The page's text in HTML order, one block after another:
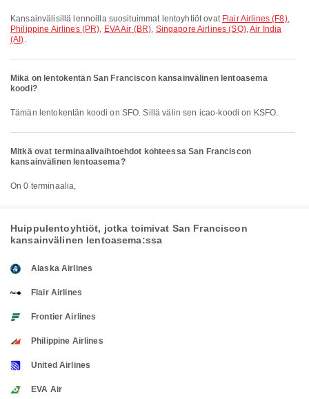
Kansainvälisillä lennoilla suosituimmat lentoyhtiöt ovat Flair Airlines (F8),
Philippine Airlines (PR), EVA Air (BR), Singapore Airlines (SQ),Air India
(AI).
Mikä on lentokentän San Franciscon kansainvälinen lentoasema
koodi?
Tämän lentokentän koodi on SFO. Sillä välin sen icao-koodi on KSFO.
Mitkä ovat terminaalivaihtoehdot kohteessa San Franciscon
kansainvälinen lentoasema?
On 0 terminaalia,
Huippulentoyhtiöt, jotka toimivat San Franciscon
kansainvälinen lentoasema:ssa
Alaska Airlines
Flair Airlines
Frontier Airlines
Philippine Airlines
United Airlines
EVA Air